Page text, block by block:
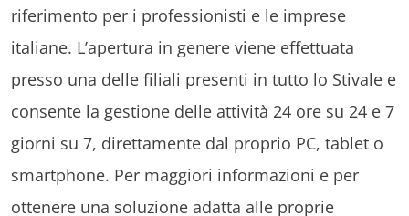
riferimento per i professionisti e le imprese
italiane. L’apertura in genere viene effettuata
presso una delle filiali presenti in tutto lo Stivale e
consente la gestione delle attività 24 ore su 24 e 7
giorni su 7, direttamente dal proprio PC, tablet o
smartphone. Per maggiori informazioni e per
ottenere una soluzione adatta alle proprie